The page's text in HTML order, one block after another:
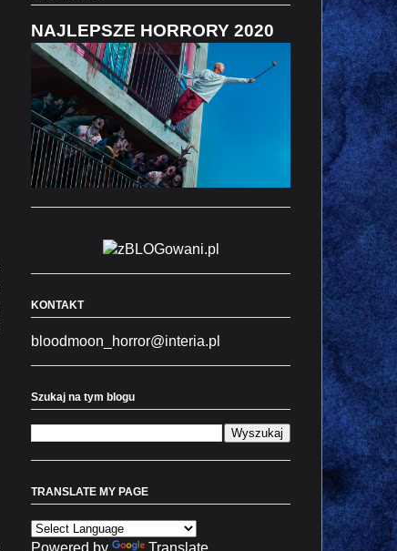
NAJLEPSZE HORRORY 2020
KONTAKT
bloodmoon_horror@interia.pl
Szukaj na tym blogu
TRANSLATE MY PAGE